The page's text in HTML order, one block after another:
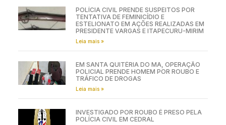
POLÍCIA CIVIL PRENDE SUSPEITOS POR
TENTATIVA DE FEMINICÍDIO E
ESTELIONATO EM AÇÕES REALIZADAS EM
PRESIDENTE VARGAS E ITAPECURU-MIRIM
Leia mais »
EM SANTA QUITÉRIA DO MA, OPERAÇÃO
POLICIAL PRENDE HOMEM POR ROUBO E
TRÁFICO DE DROGAS
Leia mais »
INVESTIGADO POR ROUBO É PRESO PELA
POLÍCIA CIVIL EM CEDRAL